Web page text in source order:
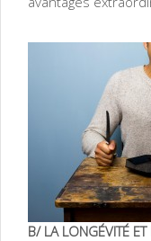
B/ LA LONGÉVITÉ ET